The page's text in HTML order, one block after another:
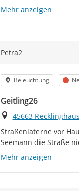
Mehr anzeigen
Petra2
Kategorie
Beleuchtung
Geitling26
Ort
45663
Straßenlaterne vor
Seemann die Straße
Mehr anzeigen